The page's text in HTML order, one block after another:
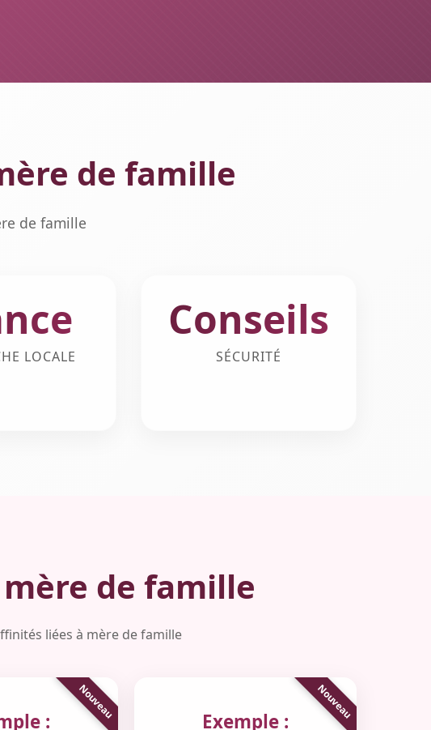
de famille
de famille
LOCALE
Conseils
SÉCURITÉ
de famille
liées à mère de famille
: Exemple :